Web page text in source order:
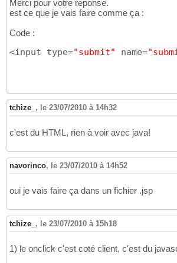
Merci pour votre reponse.
est ce que je vais faire comme ça :
Code :
<input type="submit" name=
tchize_ , le 23/07/2010 à 14h32
c'est du HTML, rien à voir avec java!
navorinco, le 23/07/2010 à 14h52
oui je vais faire ça dans un fichier .jsp
tchize_ , le 23/07/2010 à 15h18
1) le onclick c'est coté client, c'est du